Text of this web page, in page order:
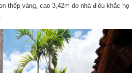
thếp vàng, cao 3,42m do nhà điêu khắc họ